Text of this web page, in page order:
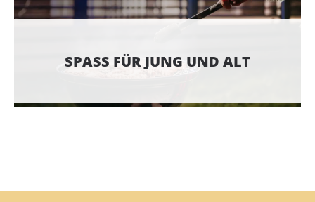
SPASS FÜR JUNG UND ALT